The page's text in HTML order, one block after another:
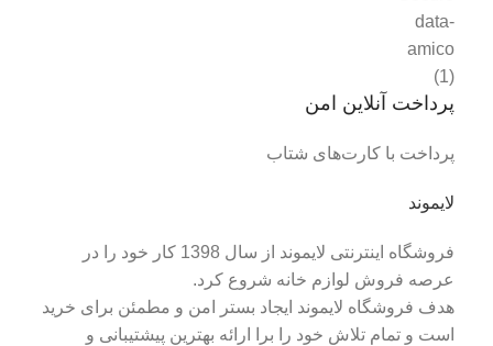
پرداخت آنلاین امن
پرداخت با کارت‌های شتاب
لایموند
فروشگاه اینترنتی لایموند از سال 1398 کار خود را در
عرصه فروش لوازم خانه شروع کرد.
هدف فروشگاه لایموند ایجاد بستر امن و مطمئن برای خرید
است و تمام تلاش خود را برا ارائه بهترین پیشتیبانی و